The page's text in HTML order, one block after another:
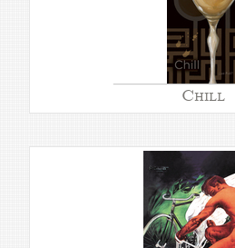
Chill